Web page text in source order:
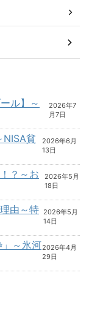
ル】～
2026年7
月7日
NISA貧
2026年6月
13日
？～お
2026年5月
18日
由～特 2026年5月
14日
」～氷河2026年4月
29日